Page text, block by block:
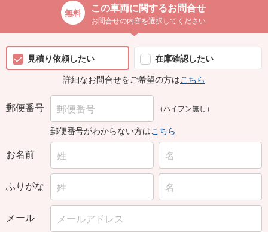
この車両に関するお問合せ
お問合せの内容を選択してください
見積り依頼したい
在庫確認したい
詳細なお問合せをご希望の方はこちら
郵便番号 （ハイフン無し）
郵便番号がわからない方はこちら
お名前
ふりがな
メール